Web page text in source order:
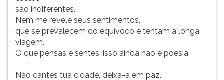
são indiferentes.
Nem me revele seus sentimentos,
que se prevalecem do equívoco e tentam a longa
viagem.
O que pensas e sentes, isso ainda não é poesia.
Não cantes tua cidade, deixa-a em paz.